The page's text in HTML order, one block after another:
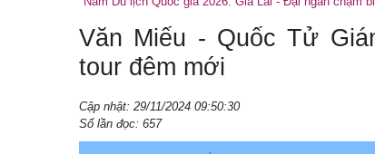
Văn Miếu - Quốc Tử
tour đêm mới
Cập nhật: 29/11/2024 09:50:30
Số lần đọc: 657